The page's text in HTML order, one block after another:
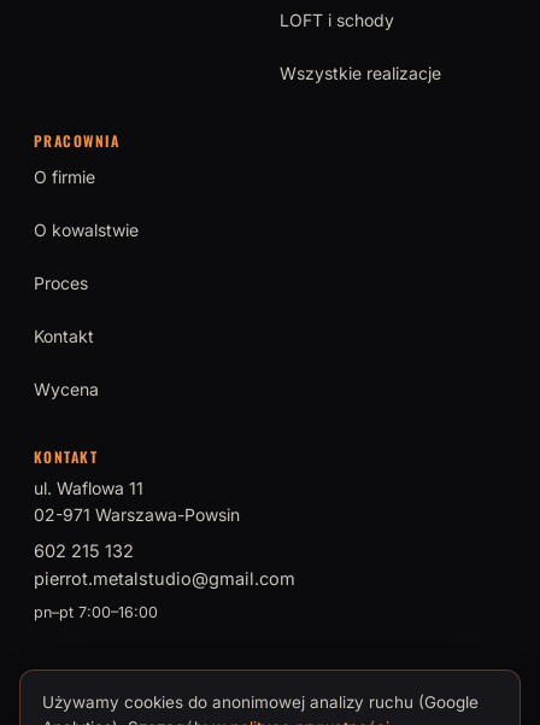
LOFT i schody
Wszystkie realizacje
PRACOWNIA
O firmie
O kowalstwie
Proces
Kontakt
Wycena
KONTAKT
ul. Waflowa 11
02-971 Warszawa-Powsin
602 215 132
pierrot.metalstudio@gmail.com
pn–pt 7:00–16:00
© 2026 PIERROT Metal Studio · Tomasz Brokman, Mistrz Sztuki
Używamy cookies do anonimowej analizy ruchu (Google